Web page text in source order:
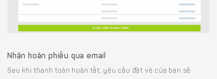
Nhận hoán phiếu qua email
Sau khi thanh toán hoàn tất, yêu cầu đặt vé của bạn sẽ